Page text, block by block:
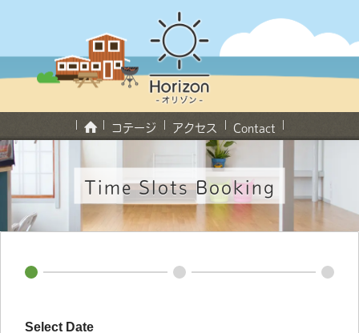
コテージ アクセス Contact
Time Slots Booking
Select Date